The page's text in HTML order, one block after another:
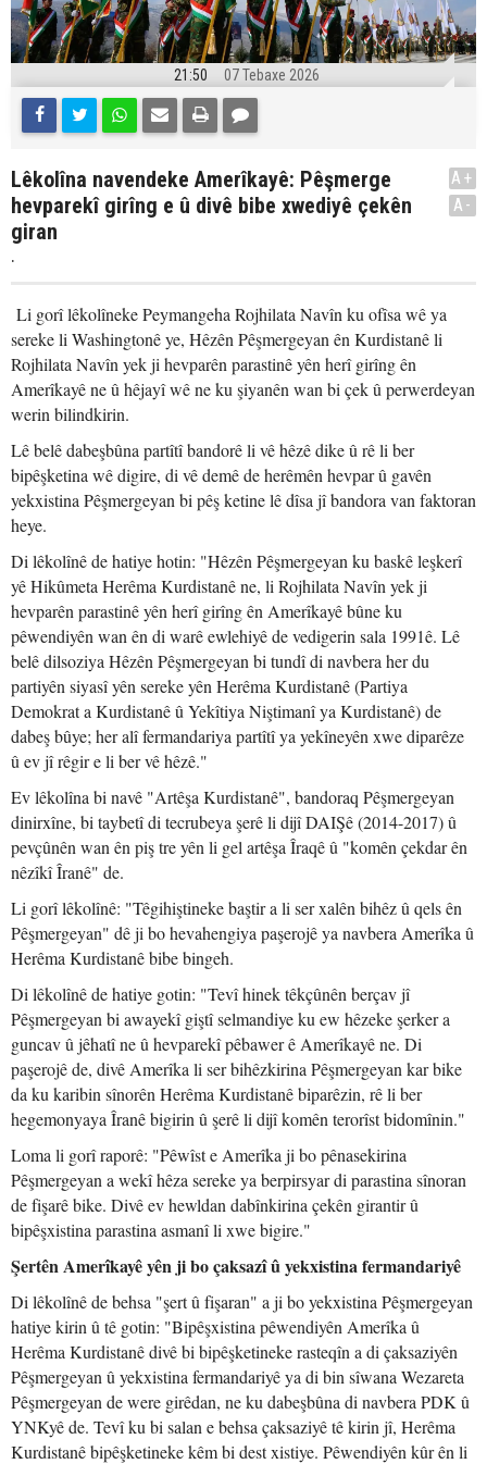
21:50 07 Tebaxe 2026
Lêkolîna navendeke Amerîkayê: Pêşmerge
hevparekî girîng e û divê bibe xwediyê çekên
giran
.
A+
A-
Li gorî lêkolîneke Peymangeha Rojhilata Navîn ku ofîsa wê ya
sereke li Washingtonê ye, Hêzên Pêşmergeyan ên Kurdistanê li
Rojhilata Navîn yek ji hevparên parastinê yên herî girîng ên
Amerîkayê ne û hêjayî wê ne ku şiyanên wan bi çek û perwerdeyan
werin bilindkirin.
Lê belê dabeşbûna partîtî bandorê li vê hêzê dike û rê li ber
bipêşketina wê digire, di vê demê de herêmên hevpar û gavên
yekxistina Pêşmergeyan bi pêş ketine lê dîsa jî bandora van faktoran
heye.
Di lêkolînê de hatiye hotin: "Hêzên Pêşmergeyan ku baskê leşkerî
yê Hikûmeta Herêma Kurdistanê ne, li Rojhilata Navîn yek ji
hevparên parastinê yên herî girîng ên Amerîkayê bûne ku
pêwendiyên wan ên di warê ewlehiyê de vedigerin sala 1991ê. Lê
belê dilsoziya Hêzên Pêşmergeyan bi tundî di navbera her du
partiyên siyasî yên sereke yên Herêma Kurdistanê (Partiya
Demokrat a Kurdistanê û Yekîtiya Niştimanî ya Kurdistanê) de
dabeş bûye; her alî fermandariya partîtî ya yekîneyên xwe diparêze
û ev jî rêgir e li ber vê hêzê."
Ev lêkolîna bi navê "Artêşa Kurdistanê", bandoraq Pêşmergeyan
dinirxîne, bi taybetî di tecrubeya şerê li dijî DAIŞê (2014-2017) û
pevçûnên wan ên piş tre yên li gel artêşa Îraqê û "komên çekdar ên
nêzîkî Îranê" de.
Li gorî lêkolînê: "Têgihiştineke baştir a li ser xalên bihêz û qels ên
Pêşmergeyan" dê ji bo hevahengiya paşerojê ya navbera Amerîka û
Herêma Kurdistanê bibe bingeh.
Di lêkolînê de hatiye gotin: "Tevî hinek têkçûnên berçav jî
Pêşmergeyan bi awayekî giştî selmandiye ku ew hêzeke şerker a
guncav û jêhatî ne û hevparekî pêbawer ê Amerîkayê ne. Di
paşerojê de, divê Amerîka li ser bihêzkirina Pêşmergeyan kar bike
da ku karibin sînorên Herêma Kurdistanê biparêzin, rê li ber
hegemonyaya Îranê bigirin û şerê li dijî komên terorîst bidomînin."
Loma li gorî raporê: "Pêwîst e Amerîka ji bo pênasekirina
Pêşmergeyan a wekî hêza sereke ya berpirsyar di parastina sînoran
de fişarê bike. Divê ev hewldan dabînkirina çekên girantir û
bipêşxistina parastina asmanî li xwe bigire."
Şertên Amerîkayê yên ji bo çaksazî û yekxistina fermandariyê
Di lêkolînê de behsa "şert û fişaran" a ji bo yekxistina Pêşmergeyan
hatiye kirin û tê gotin: "Bipêşxistina pêwendiyên Amerîka û
Herêma Kurdistanê divê bi bipêşketineke rasteqîn a di çaksaziyên
Pêşmergeyan û yekxistina fermandariyê ya di bin sîwana Wezareta
Pêşmergeyan de were girêdan, ne ku dabeşbûna di navbera PDK û
YNKyê de. Tevî ku bi salan e behsa çaksaziyê tê kirin jî, Herêma
Kurdistanê bipêşketineke kêm bi dest xistiye. Pêwendiyên kûr ên li